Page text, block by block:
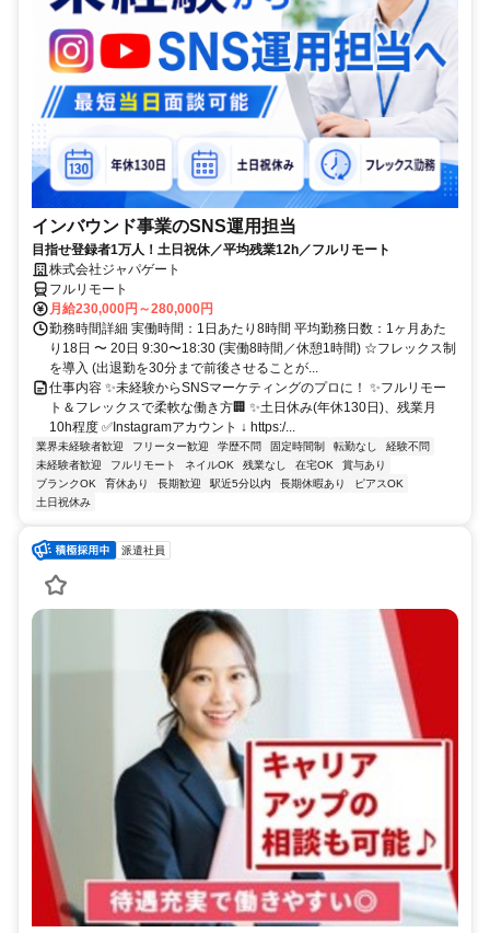
インバウンド事業のSNS運用担当
目指せ登録者1万人！土日祝休／平均残業12h／フルリモート
株式会社ジャパゲート
フルリモート
月給230,000円～280,000円
勤務時間詳細 実働時間：1日あたり8時間 平均勤務日数：1ヶ月あた
り18日 〜 20日 9:30〜18:30 (実働8時間／休憩1時間) ☆フレックス制
を導入 (出退勤を30分まで前後させることが...
仕事内容 ✨未経験からSNSマーケティングのプロに！ ✨フルリモー
ト＆フレックスで柔軟な働き方🏢 ✨土日休み(年休130日)、残業月
10h程度 ✅Instagramアカウント ↓ https:/...
業界未経験者歓迎 フリーター歓迎 学歴不問 固定時間制 転勤なし
経験不問
未経験者歓迎
フルリモート ネイルOK 残業なし 在宅OK
賞与あり
ブランクOK
育休あり 長期歓迎 駅近5分以内 長期休暇あり
ピアスOK
土日祝休み
派遣社員